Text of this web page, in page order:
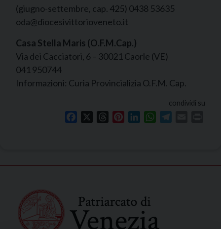
(giugno-settembre, cap. 425) 0438 53635
oda@diocesivittorioveneto.it
Casa Stella Maris (O.F.M.Cap.)
Via dei Cacciatori, 6 – 30021 Caorle (VE)
041 950744
Informazioni: Curia Provincializia O.F.M. Cap.
condividi su
Facebook ThreadsPinterestLinkedInWhatsApp